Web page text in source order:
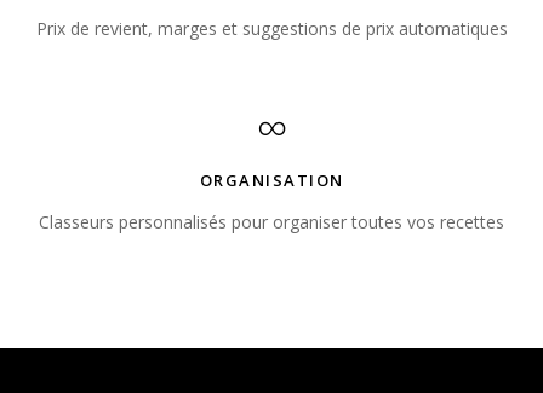
Prix de revient, marges et suggestions de prix automatiques
∞
ORGANISATION
Classeurs personnalisés pour organiser toutes vos recettes